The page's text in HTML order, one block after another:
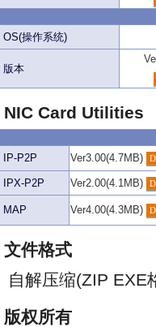
OS(操作系统)
版本
NIC Card Utilities
IP-P2P Ver3.00(4.7MB)
IPX-P2P Ver2.00(4.1MB)
MAP Ver4.00(4.3MB)
文件格式
自解压缩(ZIP EXE
版权所有